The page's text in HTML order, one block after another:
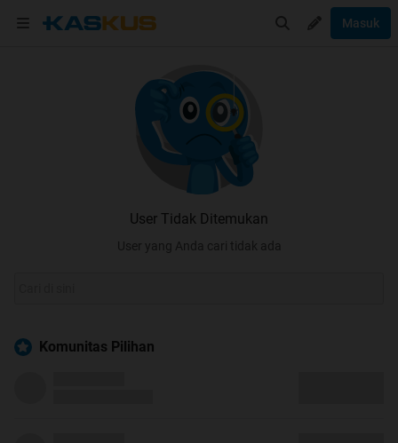
Masuk
User Tidak Ditemukan
User yang Anda cari tidak ada
Komunitas Pilihan